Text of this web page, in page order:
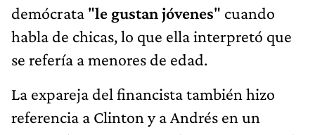
demócrata "le gustan jóvenes" cuando
habla de chicas, lo que ella interpretó que
se refería a menores de edad.
La expareja del financista también hizo
referencia a Clinton y a Andrés en un